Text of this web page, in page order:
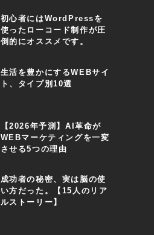
初心者にはWordPressを
使ったローコード制作が圧
倒的にオススメです。
生活を豊かにするWEBサイ
ト、タイプ別10選
【2026年予測】AI革命が
WEBマーケティングを一変
させる5つの理由
成功者の秘密、実は脳の使
い方だった。【15人のリア
ルストーリー】